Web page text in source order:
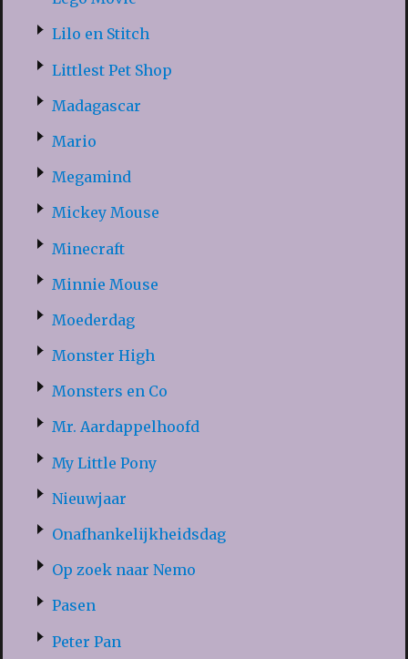
Lilo en Stitch
Littlest Pet Shop
Madagascar
Mario
Megamind
Mickey Mouse
Minecraft
Minnie Mouse
Moederdag
Monster High
Monsters en Co
Mr. Aardappelhoofd
My Little Pony
Nieuwjaar
Onafhankelijkheidsdag
Op zoek naar Nemo
Pasen
Peter Pan